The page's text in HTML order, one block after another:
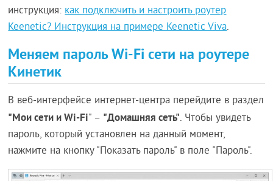
инструкция:как подключить и настроить роутер
Keenetic? Инструкция на примере Keenetic Viva.
Меняем пароль Wi-Fi сети на роутере
Кинетик
В веб-интерфейсе интернет-центра перейдите в раздел
"Мои сети и Wi-Fi" – "Домашняя сеть". Чтобы увидеть
пароль, который установлен на данный момент,
нажмите на кнопку "Показать пароль" в поле "Пароль".